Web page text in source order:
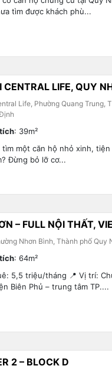
tìm được khách phù...
LIFE, QUY
Life, Phường Quang Trung,
: 39m²
tìm một căn hộ nhỏ xinh,
Đừng bỏ lỡ cơ...
– FULL NỘI THẤT,
Nhơn Bình, Thành phố Quy
: 64m²
5,5 triệu/tháng 📍 Vị trí:
Biên Phủ – trung tâm TP....
2 – BLOCK D